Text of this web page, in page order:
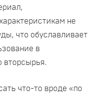
не
что обуславливает
в
вторсырья.
что-то вроде «по